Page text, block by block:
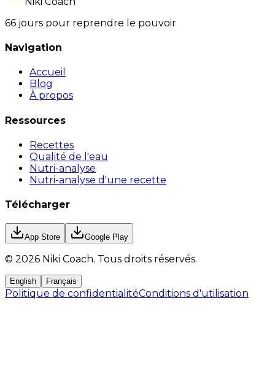
66 jours pour reprendre le pouvoir
Navigation
Accueil
Blog
À propos
Ressources
Recettes
Qualité de l'eau
Nutri-analyse
Nutri-analyse d'une recette
Télécharger
App Store Google Play
© 2026 Niki Coach. Tous droits réservés.
English Français
Politique de confidentialitéConditions d'utilisation